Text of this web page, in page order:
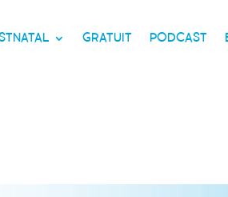
GRATUIT PODCAST